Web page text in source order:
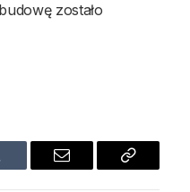
zostało
Email
Copy